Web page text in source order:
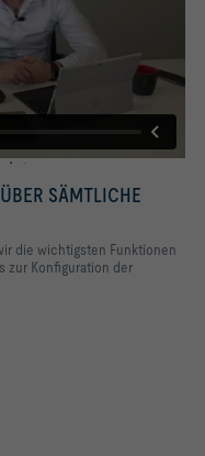
SÄMTLICHE
die wichtigsten Funktionen
zur Konfiguration der